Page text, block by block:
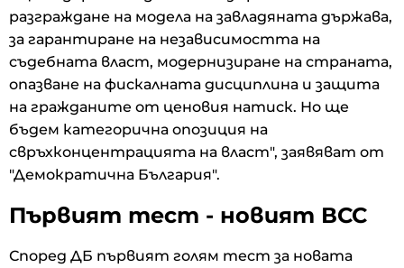
разграждане на модела на завладяната държава,
за гарантиране на независимостта на
съдебната власт, модернизиране на страната,
опазване на фискалната дисциплина и защита
на гражданите от ценовия натиск. Но ще
бъдем категорична опозиция на
свръхконцентрацията на власт", заявяват от
"Демократична България".
Първият тест - новият ВСС
Според ДБ първият голям тест за новата